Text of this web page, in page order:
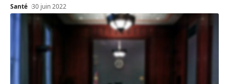
Santé 30 juin 2022